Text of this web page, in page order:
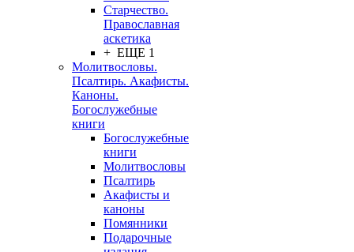
Старчество.
Православная
аскетика
+ ЕЩЕ 1
Молитвословы.
Псалтирь. Акафисты.
Каноны.
Богослужебные
книги
Богослужебные
книги
Молитвословы
Псалтирь
Акафисты и
каноны
Помянники
Подарочные